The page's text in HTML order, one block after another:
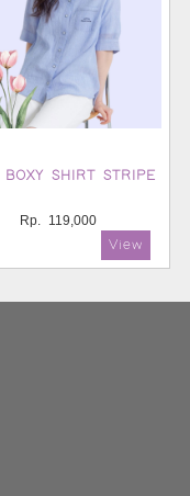
BOXY SHIRT STRIPE
Rp. 119,000